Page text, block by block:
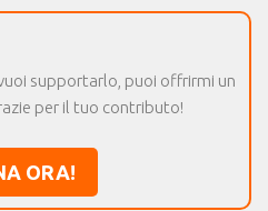
supportarlo, puoi offrirmi un
per il tuo contributo!
ORA!